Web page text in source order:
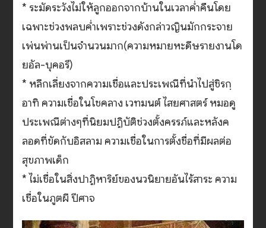
* ระมัดระวังไม่ให้ลูกออกจากบ้านในเวลาค่ำคืนโดย
เฉพาะช่วงพลบค่ำเพราะช่วงดังกล่าวญินมักกระจาย
เพ่นพ่านเป็นจำนวนมาก(ความหมายหะดีษรายงานโด
ยอัล-บุคอรี)
* หลีกเลี่ยงจากความเชื่อและประเพณีที่นำไปสู่ชิรกฺ
อาทิ ความเชื่อในโชคลาง เวทมนต์ ไสยศาสตร์ หมอดู
ประเพณีต่างๆที่นิยมปฏิบัติช่วงตั้งครรภ์และหลังค
ลอดที่ขัดกับอิสลาม ความเชื่อในการตั้งชื่อที่มีผลต่อ
สุขภาพเด็ก
* ไม่เชื่อในสิ่งปาฏิหาริย์ของนวนิยายอันไร้สาระ ความ
เชื่อในภูตผี ปีศาจ